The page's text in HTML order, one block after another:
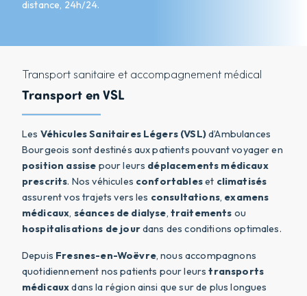
distance, 24h/24.
Transport sanitaire et accompagnement médical
Transport en VSL
Les Véhicules Sanitaires Légers (VSL)d’Ambulances
Bourgeois sont destinés aux patients pouvant voyager en
position assise pour leurs déplacements médicaux
prescrits. Nos véhicules confortableset climatisés
assurent vos trajets vers les consultations, examens
médicaux, séances de dialyse, traitements ou
hospitalisations de jourdans des conditions optimales.
Depuis Fresnes-en-Woëvre, nous accompagnons
quotidiennement nos patients pour leurstransports
médicauxdans la région ainsi que sur de plus longues